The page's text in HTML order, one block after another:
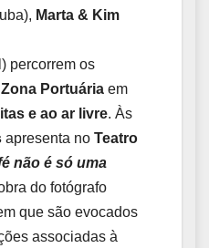
Marta & Kim
percorrem os
Zona Portuária em
e ao ar livre. Às
apresenta no Teatro
não é só uma
do fotógrafo
que são evocados
associadas à